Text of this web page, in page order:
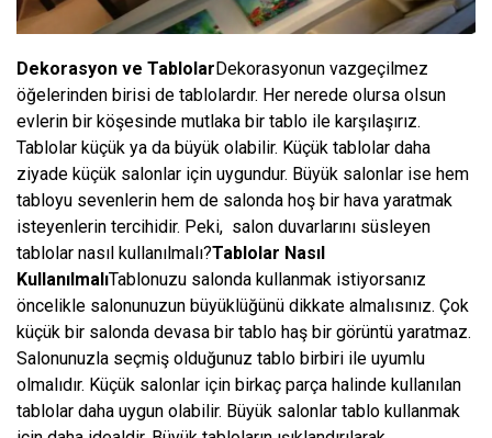
Dekorasyon ve TablolarDekorasyonun vazgeçilmez
öğelerinden birisi de tablolardır. Her nerede olursa olsun
evlerin bir köşesinde mutlaka bir tablo ile karşılaşırız.
Tablolar küçük ya da büyük olabilir. Küçük tablolar daha
ziyade küçük salonlar için uygundur. Büyük salonlar ise hem
tabloyu sevenlerin hem de salonda hoş bir hava yaratmak
isteyenlerin tercihidir. Peki, salon duvarlarını süsleyen
tablolar nasıl kullanılmalı?Tablolar Nasıl
KullanılmalıTablonuzu salonda kullanmak istiyorsanız
öncelikle salonunuzun büyüklüğünü dikkate almalısınız. Çok
küçük bir salonda devasa bir tablo haş bir görüntü yaratmaz.
Salonunuzla seçmiş olduğunuz tablo birbiri ile uyumlu
olmalıdır. Küçük salonlar için birkaç parça halinde kullanılan
tablolar daha uygun olabilir. Büyük salonlar tablo kullanmak